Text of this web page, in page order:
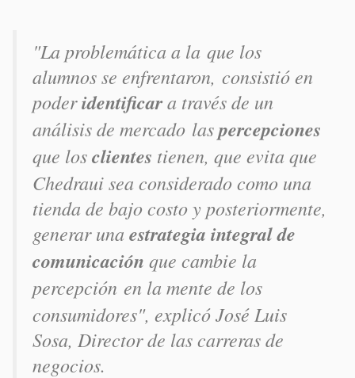
"La problemática a la que los
alumnos se enfrentaron, consistió en
poderidentificara través de un
análisis de mercado laspercepciones
que losclientes tienen, que evita que
Chedraui sea considerado como una
tienda de bajo costo y posteriormente,
generar unaestrategia integral de
comunicación que cambie la
percepción en la mente de los
consumidores", explicó José Luis
Sosa, Director de las carreras de
negocios.